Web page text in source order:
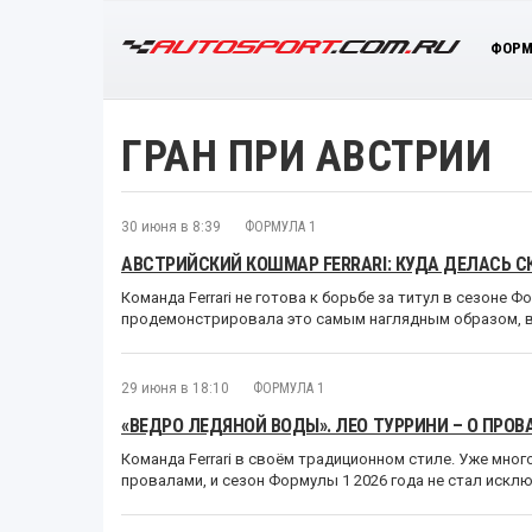
ГРАН ПРИ АВСТРИИ
30 июня в 8:39 ФОРМУЛА 1
АВСТРИЙСКИЙ КОШМАР FERRARI: КУДА ДЕЛАСЬ
Команда Ferrari не готова к борьбе за титул в сезоне
продемонстрировала это самым наглядным
29 июня в 18:10 ФОРМУЛА 1
«ВЕДРО ЛЕДЯНОЙ ВОДЫ». ЛЕО ТУРРИНИ – О
Команда Ferrari в своём традиционном стиле. Уже
провалами, и сезон Формулы 1 2026 года не стал